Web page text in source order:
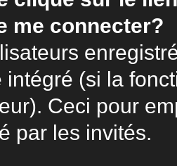
me connecter?
intégré (si la
Ceci pour
par les invités.